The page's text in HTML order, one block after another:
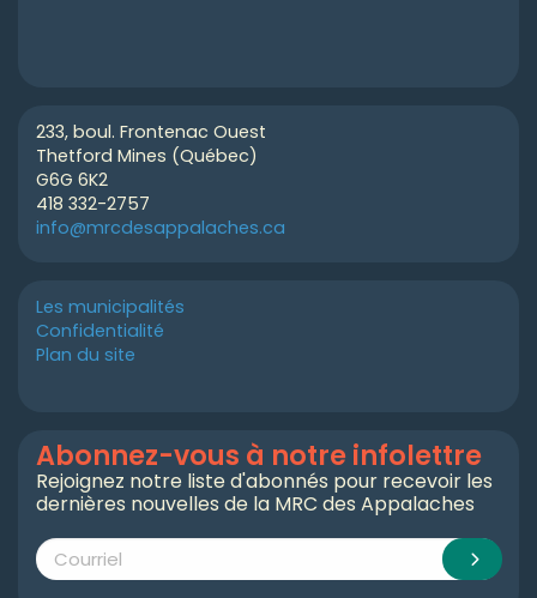
233, boul. Frontenac Ouest
Thetford Mines (Québec)
G6G 6K2
418 332-2757
info@mrcdesappalaches.ca
Les municipalités
Confidentialité
Plan du site
Abonnez-vous à notre infolettre
Rejoignez notre liste d'abonnés pour recevoir les
dernières nouvelles de la MRC des Appalaches